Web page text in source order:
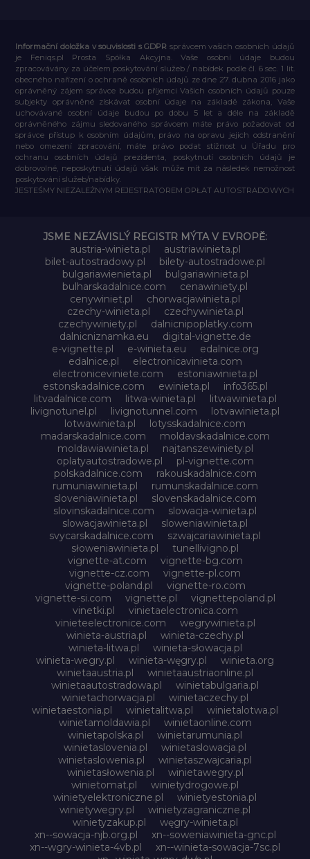
Informační doložka v souvislosti s GDPR správcem vašich osobních údajů
je Feniqs.pl Prosta Spółka Akcyjna. Vaše osobní údaje budou
zpracovávány za účelem poskytování služeb / nabídek podle čl. 6 sec. 1 lit.
obecného nařízení o ochraně osobních údajů ze dne 27. dubna 2016 jako
oprávněný zájem správce budou příjemci Vašich osobních údajů pouze
subjekty oprávněné získávat osobní údaje na základě zákona, Vaše
uchovávané osobní údaje budou po dobu 5 let a déle na základě
oprávněného zájmu sledovaného správcem máte právo požadovat od
správce přístup k osobním údajům, právo na opravu jejich odstranění
nebo omezení zpracování, máte právo podat stížnost u Úřadu pro
ochranu osobních údajů prezidenta, poskytnutí osobních údajů je
dobrovolné, neposkytnutí údajů však může mít za následek nemožnost
poskytování služeb/nabídky.
JESTEŚMY NIEZALEŻNYM REJESTRATOREM OPŁAT AUTOSTRADOWYCH
JSME NEZÁVISLÝ REGISTR MÝTA V EVROPĚ:
austria-winieta.pl
austriawinieta.pl
bilet-autostradowy.pl
bilety-autostradowe.pl
bulgariawienieta.pl
bulgariawinieta.pl
bulharskadalnice.com
cenawiniety.pl
cenywiniet.pl
chorwacjawinieta.pl
czechy-winieta.pl
czechywinieta.pl
czechywiniety.pl
dalnicnipoplatky.com
dalnicniznamka.eu
digital-vignette.de
e-vignette.pl
e-winieta.eu
edalnice.org
edalnice.pl
electronicavinieta.com
electroniceviniete.com
estoniawinieta.pl
estonskadalnice.com
ewinieta.pl
info365.pl
litvadalnice.com
litwa-winieta.pl
litwawinieta.pl
livignotunel.pl
livignotunnel.com
lotvawinieta.pl
lotwawinieta.pl
lotysskadalnice.com
madarskadalnice.com
moldavskadalnice.com
moldawiawinieta.pl
najtanszewiniety.pl
oplatyautostradowe.pl
pl-vignette.com
polskadalnice.com
rakouskadalnice.com
rumuniawinieta.pl
rumunskadalnice.com
sloveniawinieta.pl
slovenskadalnice.com
slovinskadalnice.com
slowacja-winieta.pl
slowacjawinieta.pl
sloweniawinieta.pl
svycarskadalnice.com
szwajcariawinieta.pl
słoweniawinieta.pl
tunellivigno.pl
vignette-at.com
vignette-bg.com
vignette-cz.com
vignette-pl.com
vignette-poland.pl
vignette-ro.com
vignette-si.com
vignette.pl
vignettepoland.pl
vinetki.pl
vinietaelectronica.com
vinieteelectronice.com
wegrywinieta.pl
winieta-austria.pl
winieta-czechy.pl
winieta-litwa.pl
winieta-słowacja.pl
winieta-wegry.pl
winieta-węgry.pl
winieta.org
winietaaustria.pl
winietaaustriaonline.pl
winietaautostradowa.pl
winietabulgaria.pl
winietachorwacja.pl
winietaczechy.pl
winietaestonia.pl
winietalitwa.pl
winietalotwa.pl
winietamoldawia.pl
winietaonline.com
winietapolska.pl
winietarumunia.pl
winietaslovenia.pl
winietaslowacja.pl
winietaslowenia.pl
winietaszwajcaria.pl
winietasłowenia.pl
winietawegry.pl
winietomat.pl
winietydrogowe.pl
winietyelektroniczne.pl
winietyestonia.pl
winietywegry.pl
winietyzagraniczne.pl
winietyzakup.pl
węgry-winieta.pl
xn--sowacja-njb.org.pl
xn--soweniawinieta-gnc.pl
xn--wgry-winieta-4vb.pl
xn--winieta-sowacja-7sc.pl